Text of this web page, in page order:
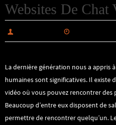
Websites De Chat
La dernière génération nous a appris
humaines sont significatives. Il existe
vidéo où vous pouvez rencontrer des
Beaucoup d’entre eux disposent de
permettre de rencontrer quelqu’un.